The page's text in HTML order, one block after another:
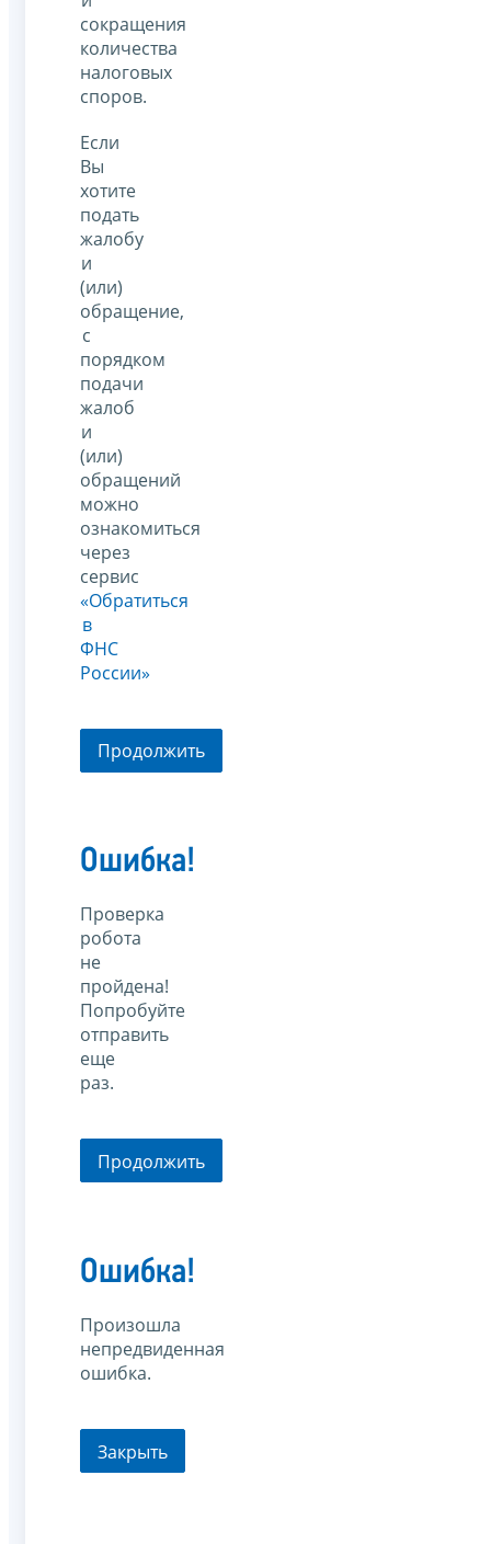
сокращения
количества
налоговых
споров.
Если
Вы
хотите
подать
жалобу
и
(или)
обращение,
с
порядком
подачи
жалоб
и
(или)
обращений
можно
ознакомиться
через
сервис
«Обратиться
в
ФНС
России»
Продолжить
Ошибка!
Проверка
робота
не
пройдена!
Попробуйте
отправить
еще
раз.
Продолжить
Ошибка!
Произошла
непредвиденная
ошибка.
Закрыть